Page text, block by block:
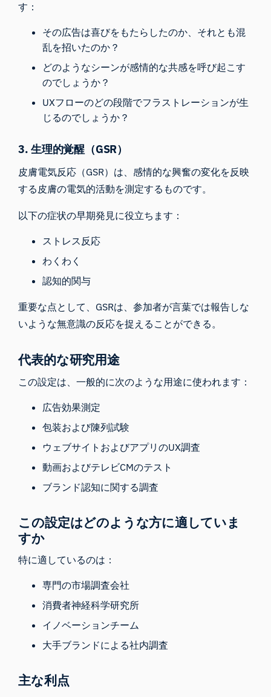
す：
その広告は喜びをもたらしたのか、それとも混
乱を招いたのか？
どのようなシーンが感情的な共感を呼び起こす
のでしょうか？
UXフローのどの段階でフラストレーションが生
じるのでしょうか？
3. 生理的覚醒（GSR）
皮膚電気反応（GSR）は、感情的な興奮の変化を反映
する皮膚の電気的活動を測定するものです。
以下の症状の早期発見に役立ちます：
ストレス反応
わくわく
認知的関与
重要な点として、GSRは、参加者が言葉では報告しな
いような無意識の反応を捉えることができる。
代表的な研究用途
この設定は、一般的に次のような用途に使われます：
広告効果測定
包装および陳列試験
ウェブサイトおよびアプリのUX調査
動画およびテレビCMのテスト
ブランド認知に関する調査
この設定はどのような方に適していま
すか
特に適しているのは：
専門の市場調査会社
消費者神経科学研究所
イノベーションチーム
大手ブランドによる社内調査
主な利点